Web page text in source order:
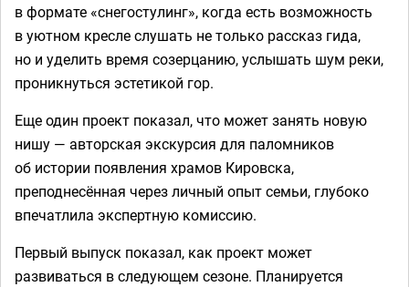
в формате «снегостулинг», когда есть возможность
в уютном кресле слушать не только рассказ гида,
но и уделить время созерцанию, услышать шум реки,
проникнуться эстетикой гор.
Еще один проект показал, что может занять новую
нишу — авторская экскурсия для паломников
об истории появления храмов Кировска,
преподнесённая через личный опыт семьи, глубоко
впечатлила экспертную комиссию.
Первый выпуск показал, как проект может
развиваться в следующем сезоне. Планируется